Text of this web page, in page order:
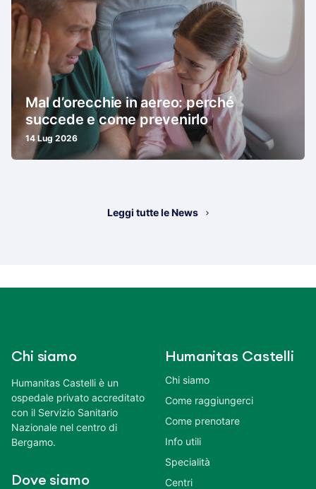
Mal d’orecchie in aereo: perché
succede e come prevenirlo
14 Lug 2026
Leggi tutte le News
Chi siamo
Humanitas Castelli è un
ospedale privato accreditato
con il Servizio Sanitario
Nazionale nel centro di
Bergamo.
Dove siamo
Humanitas Castelli
Chi siamo
Come raggiungerci
Come prenotare
Info utili
Specialità
Centri